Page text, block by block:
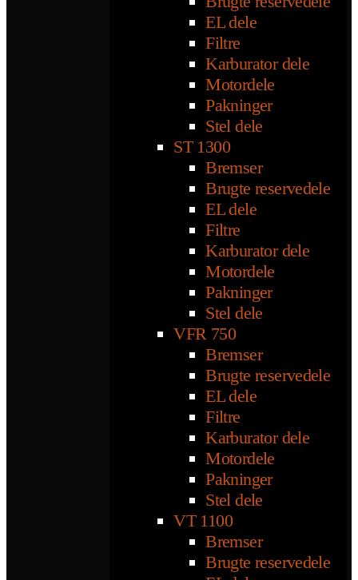
EL dele
Filtre
Karburator dele
Motordele
Pakninger
Stel dele
ST 1300
Bremser
Brugte reservedele
EL dele
Filtre
Karburator dele
Motordele
Pakninger
Stel dele
VFR 750
Bremser
Brugte reservedele
EL dele
Filtre
Karburator dele
Motordele
Pakninger
Stel dele
VT 1100
Bremser
Brugte reservedele